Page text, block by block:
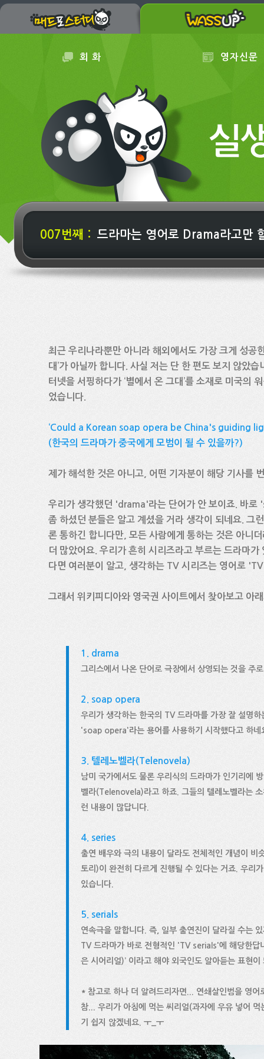
회 화 영자신문
007번째 : 드라마는 영어로 Drama라고만
최근 우리나라뿐만 아니라 해외에서도 가장 크게 성공
대’가 아닐까 합니다. 사실 저는 단 한 편도 보지 않았
터넷을 서핑하다가 ‘별에서 온 그대’를 소재로 미국의
었습니다.
‘Could a Korean soap opera be China's guiding
(한국의 드라마가 중국에게 모범이 될 수 있을까?)
제가 해석한 것은 아니고, 어떤 기자분이 해당 기사를
우리가 생각했던 'drama'라는 단어가 안 보이죠. 바로
좀 하셨던 분들은 알고 계셨을 거라 생각이 되네요.
론 통하긴 합니다만, 모든 사람에게 통하는 것은 아니
더 많았어요. 우리가 흔히 시리즈라고 부르는 드라마
다면 여러분이 알고, 생각하는 TV 시리즈는 영어로
그래서 위키피디아와 영국권 사이트에서 찾아보고 아
1. drama
그리스에서 나온 단어로 극장에서 상영되는 것을 주
2. soap opera
우리가 생각하는 한국의 TV 드라마를 가장 잘 설명
'soap opera'라는 용어를 사용하기 시작했다고 하
3. 텔레노벨라(Telenovela)
남미 국가에서도 물론 우리식의 드라마가 인기리에
벨라(Telenovela)라고 하죠. 그들의 텔레노벨라는
런 내용이 많답니다.
4. series
출연 배우와 극의 내용이 달라도 전체적인 개념이
토리)이 완전히 다르게 진행될 수 있다는 거죠. 우리
있습니다.
5. serials
연속극을 말합니다. 즉, 일부 출연진이 달라질 수는
TV 드라마가 바로 전형적인 'TV serials'에 해당한답
은 시어리얼)’ 이라고 해야 외국인도 알아듣는 표현이
* 참고로 하나 더 알려드리자면... 연쇄살인범을 영
참... 우리가 아침에 먹는 씨리얼(과자에 우유 넣어
기 쉽지 않겠네요. ㅜ_ㅜ